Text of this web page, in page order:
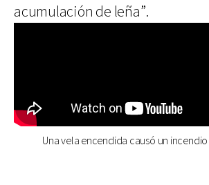
acumulación de leña”.
Una vela encendida causó un